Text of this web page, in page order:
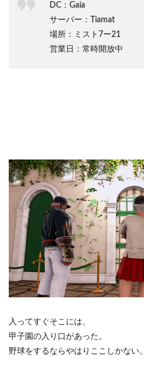
DC：Gaia
サーバー：Tiamat
場所：ミスト7ー21
営業日：常時開放中
入ってすぐそこには、
甲子園の入り口があった。
野球をするならやはりここしかない。